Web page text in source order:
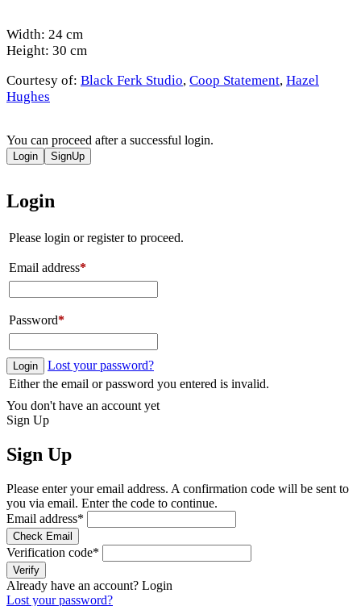
Width: 24 cm
Height: 30 cm
Courtesy of: Black Ferk Studio, Coop Statement, Hazel
Hughes
You can proceed after a successful login.
Login SignUp
Login
Please login or register to proceed.
Email address*
Password*
Login
Lost your password?
Either the email or password you entered is invalid.
You don't have an account yet
Sign Up
Sign Up
Please enter your email address. A confirmation code will be sent to
you via email. Enter the code to continue.
Email address*
Check Email
Verification code*
Verify
Already have an account? Login
Lost your password?